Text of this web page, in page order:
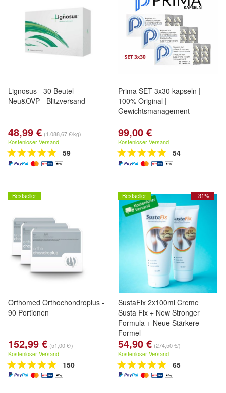
Lignosus - 30 Beutel -
Neu&OVP - Blitzversand
48,99 € (1.088,67 €/kg)
Kostenloser Versand
59
Prima SET 3x30 kapseln |
100% Original |
Gewichtsmanagement
99,00 €
Kostenloser Versand
54
Bestseller
Orthomed Orthochondroplus -
90 Portionen
152,99 € (51,00 €/)
Kostenloser Versand
150
- 31%
Bestseller
SustaFix 2x100ml Creme
Susta Fix + New Stronger
Formula + Neue Stärkere
Formel
Pflanzlich. Natürlich. Wirksam
54,90 € (274,50 €/)
Kostenloser Versand
65